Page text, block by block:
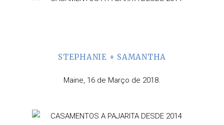
STEPHANIE + SAMANTHA
Maine, 16 de Março de 2018.